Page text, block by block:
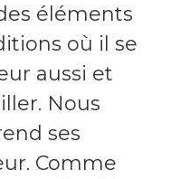
éléments
où il se
aussi et
Nous
ses
Comme